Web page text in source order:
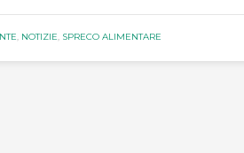
, NOTIZIE, SPRECO ALIMENTARE